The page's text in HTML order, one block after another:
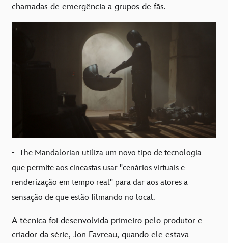
chamadas de emergência a grupos de fãs.
- The Mandalorian utiliza um novo tipo de tecnologia
que permite aos cineastas usar "cenários virtuais e
renderização em tempo real" para dar aos atores a
sensação de que estão filmando no local.
A técnica foi desenvolvida primeiro pelo produtor e
criador da série, Jon Favreau, quando ele estava